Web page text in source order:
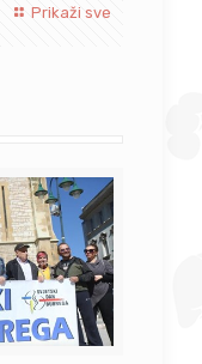
Prikaži sve